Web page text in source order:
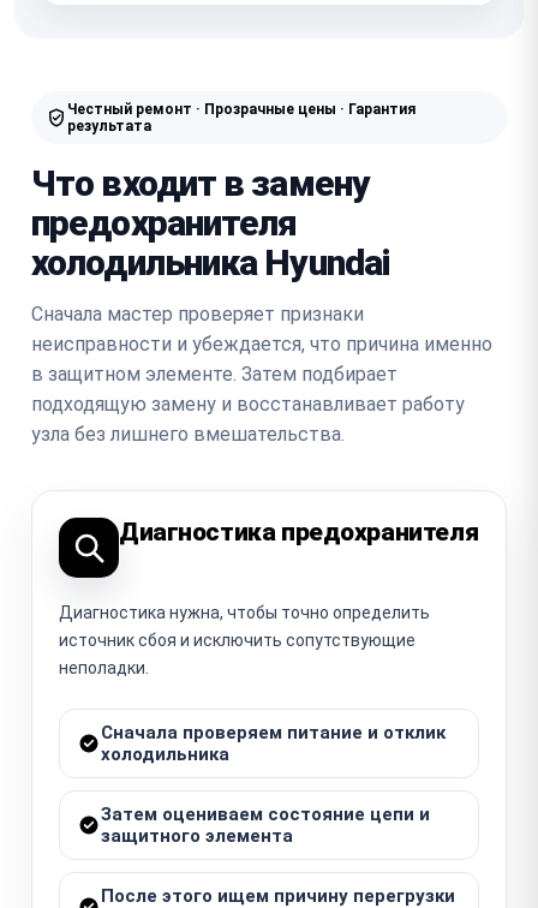
Честный ремонт · Прозрачные цены · Гарантия
результата
Что входит в замену
предохранителя
холодильника Hyundai
Сначала мастер проверяет признаки
неисправности и убеждается, что причина именно
в защитном элементе. Затем подбирает
подходящую замену и восстанавливает работу
узла без лишнего вмешательства.
Диагностика предохранителя
Диагностика нужна, чтобы точно определить
источник сбоя и исключить сопутствующие
неполадки.
Сначала проверяем питание и отклик
холодильника
Затем оцениваем состояние цепи и
защитного элемента
После этого ищем причину перегрузки